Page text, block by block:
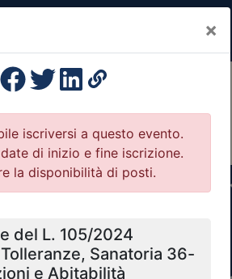
×
formazione per Ordini e
Professionali